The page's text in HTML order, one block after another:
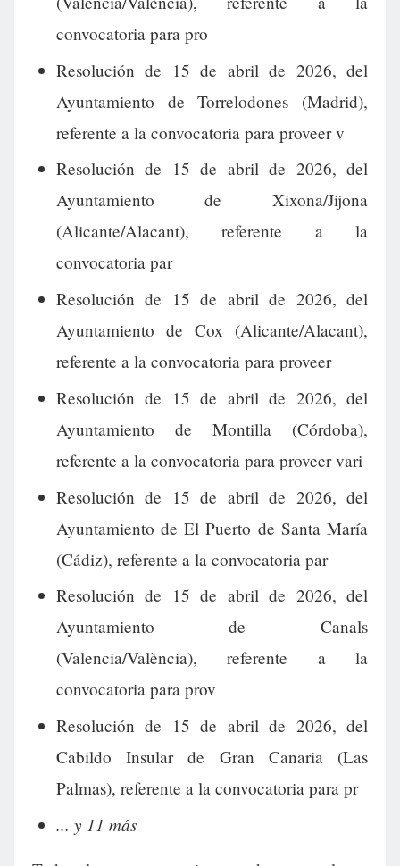
convocatoria para pro
Resolución de 15 de abril de 2026, del
Ayuntamiento de Torrelodones (Madrid),
referente a la convocatoria para proveer v
Resolución de 15 de abril de 2026, del
Ayuntamiento de Xixona/Jijona
(Alicante/Alacant), referente a la
convocatoria par
Resolución de 15 de abril de 2026, del
Ayuntamiento de Cox (Alicante/Alacant),
referente a la convocatoria para proveer
Resolución de 15 de abril de 2026, del
Ayuntamiento de Montilla (Córdoba),
referente a la convocatoria para proveer vari
Resolución de 15 de abril de 2026, del
Ayuntamiento de El Puerto de Santa María
(Cádiz), referente a la convocatoria par
Resolución de 15 de abril de 2026, del
Ayuntamiento de Canals
(Valencia/València), referente a la
convocatoria para prov
Resolución de 15 de abril de 2026, del
Cabildo Insular de Gran Canaria (Las
Palmas), referente a la convocatoria para pr
... y 11 más